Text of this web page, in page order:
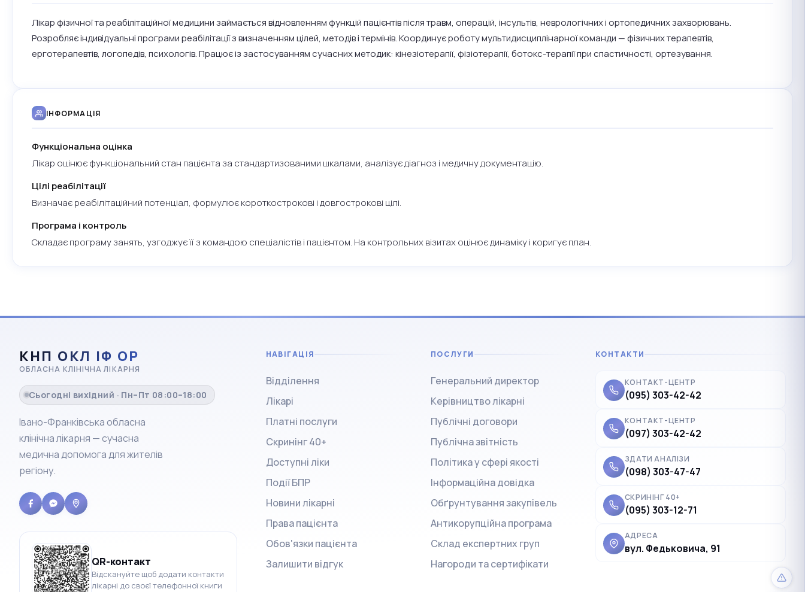
Čeština
Лікар фізичної та реабілітаційної медицини займається відновленням функцій пацієнтів після травм, операцій, інсультів, неврологічних і ортопедичних захворювань.
Розробляє індивідуальні програми реабілітації з визначенням цілей, методів і термінів. Координує роботу мультидисциплінарної команди — фізичних терапевтів,
ерготерапевтів, логопедів, психологів. Працює із застосуванням сучасних методик: кінезіотерапії, фізіотерапії, ботокс-терапії при спастичності, ортезування.
ІНФОРМАЦІЯ
Функціональна оцінка
Лікар оцінює функціональний стан пацієнта за стандартизованими шкалами, аналізує діагноз і медичну документацію.
Цілі реабілітації
Визначає реабілітаційний потенціал, формулює короткострокові і довгострокові цілі.
Програма і контроль
Складає програму занять, узгоджує її з командою спеціалістів і пацієнтом. На контрольних візитах оцінює динаміку і коригує план.
КНП ОКЛ ІФ ОР
ОБЛАСНА КЛІНІЧНА ЛІКАРНЯ
Сьогодні вихідний · Пн–Пт 08:00–18:00
Івано-Франківська обласна
клінічна лікарня — сучасна
медична допомога для жителів
регіону.
QR-контакт
Відскануйте щоб додати контакти
лікарні до своєї телефонної книги
НАВІГАЦІЯ
Відділення
Лікарі
Платні послуги
Скринінг 40+
Доступні ліки
Події БПР
Новини лікарні
Права пацієнта
Обов'язки пацієнта
Залишити відгук
ПОСЛУГИ
Генеральний директор
Керівництво лікарні
Публічні договори
Публічна звітність
Політика у сфері якості
Інформаційна довідка
Обґрунтування закупівель
Антикорупційна програма
Склад експертних груп
Нагороди та сертифікати
КОНТАКТИ
КОНТАКТ-ЦЕНТР
(095) 303-42-42
КОНТАКТ-ЦЕНТР
(097) 303-42-42
ЗДАТИ АНАЛІЗИ
(098) 303-47-47
СКРИНІНГ 40+
(095) 303-12-71
АДРЕСА
вул. Федьковича, 91